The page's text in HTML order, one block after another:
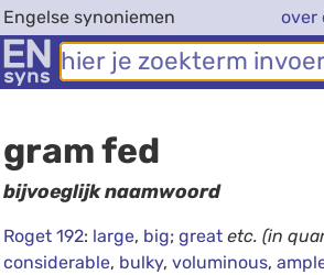
Engelse synoniemen over
gram fed
bijvoeglijk naamwoord
Roget 192: large, big; great etc. (in
considerable, bulky, voluminous,